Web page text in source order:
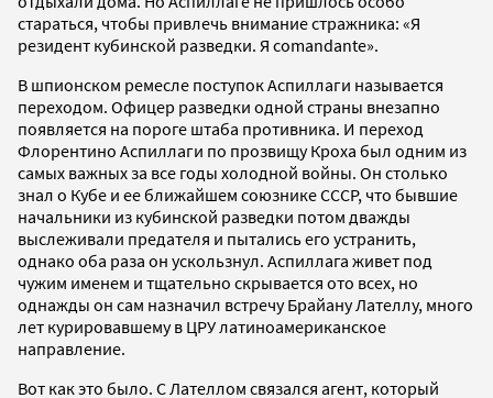
стараться, чтобы привлечь внимание стражника: «Я
резидент кубинской разведки. Я comandante».
В шпионском ремесле поступок Аспиллаги называется
переходом. Офицер разведки одной страны внезапно
появляется на пороге штаба противника. И переход
Флорентино Аспиллаги по прозвищу Кроха был одним из
самых важных за все годы холодной войны. Он столько
знал о Кубе и ее ближайшем союзнике СССР, что бывшие
начальники из кубинской разведки потом дважды
выслеживали предателя и пытались его устранить,
однако оба раза он ускользнул. Аспиллага живет под
чужим именем и тщательно скрывается ото всех, но
однажды он сам назначил встречу Брайану Лателлу, много
лет курировавшему в ЦРУ латиноамериканское
направление.
Вот как это было. С Лателлом связался агент, который